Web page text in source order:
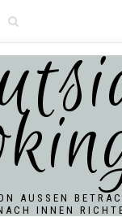
AUSSEN
INNEN